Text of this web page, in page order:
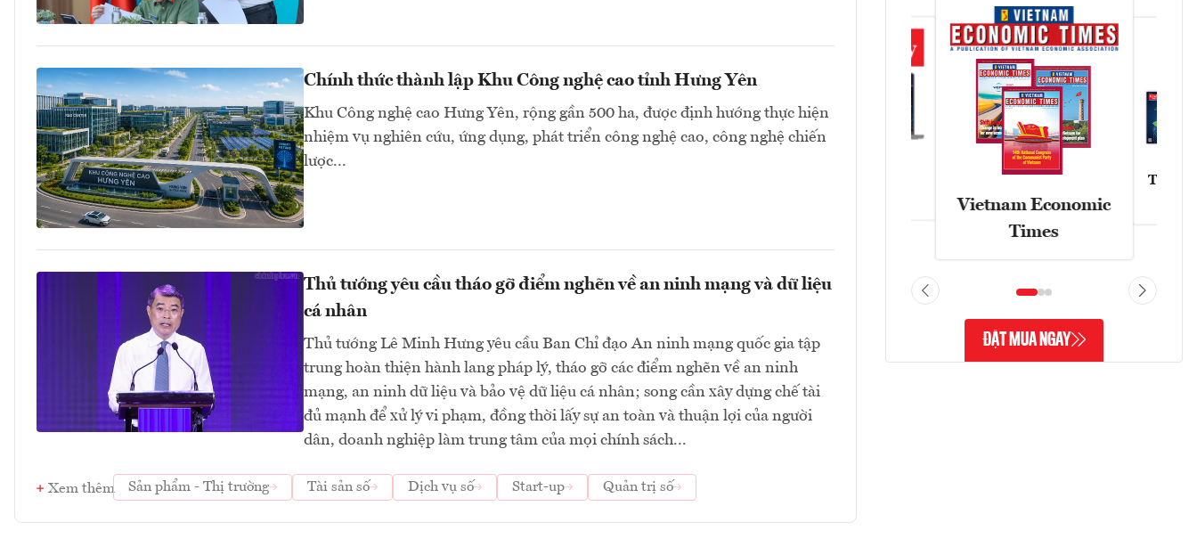
Chính thức thành lập Khu Công nghệ cao tỉnh Hưng Yên
Khu Công nghệ cao Hưng Yên, rộng gần 500 ha, được định hướng thực hiện
nhiệm vụ nghiên cứu, ứng dụng, phát triển công nghệ cao, công nghệ chiến
lược...
Thủ tướng yêu cầu tháo gỡ điểm nghẽn về an ninh mạng và dữ liệu
cá nhân
Thủ tướng Lê Minh Hưng yêu cầu Ban Chỉ đạo An ninh mạng quốc gia tập
trung hoàn thiện hành lang pháp lý, tháo gỡ các điểm nghẽn về an ninh
mạng, an ninh dữ liệu và bảo vệ dữ liệu cá nhân; song cần xây dựng chế tài
đủ mạnh để xử lý vi phạm, đồng thời lấy sự an toàn và thuận lợi của người
dân, doanh nghiệp làm trung tâm của mọi chính sách...
Xem thêm Sản phẩm - Thị trường Tài sản số Dịch vụ số Start-up Quản trị số
Vietnam Economic
Times
Tạp
ĐẶT MUA NGAY